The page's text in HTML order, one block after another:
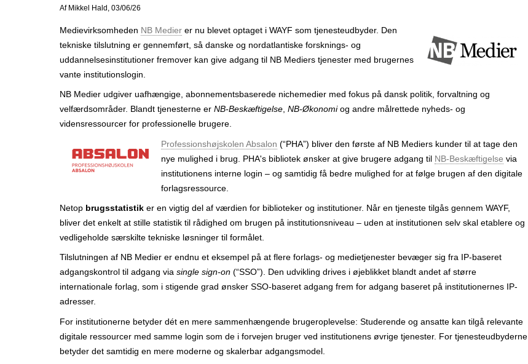
e
r
e
r
Af Mikkel Hald , 03/06/26
Medie­virksomheden NB Medier er nu blevet optaget i WAYF som tjeneste­udbyder. Den
tekniske tilslutning er gennemført, så danske og nord­atlantiske forsknings- og
uddannelses­institutioner fremover kan give adgang til NB Mediers tjenester med brugernes
vante institutions­login.
NB Medier udgiver uafhængige, abonnements­baserede niche­medier med fokus på dansk politik, forvaltning og
velfærdsområder. Blandt tjenesterne er NB-Beskæftigelse, NB-Økonomiog andre målrettede nyheds- og
vidensressourcer for professionelle brugere.
Professionshøjskolen Absalon (“PHA”) bliver den første af NB Mediers kunder til at tage den
nye mulighed i brug. PHA's bibliotek ønsker at give brugere adgang til NB-Beskæftigelse via
institutionens interne login – og samtidig få bedre mulighed for at følge brugen af den digitale
forlags­ressource.
Netop brugs­statistik er en vigtig del af værdien for biblioteker og institutioner. Når en tjeneste tilgås gennem WAYF,
bliver det enkelt at stille statistik til rådighed om brugen på institutions­niveau – uden at institutionen selv skal etablere og
vedligeholde særskilte tekniske løsninger til formålet.
Tilslutningen af NB Medier er endnu et eksempel på at flere forlags- og medie­tjenester bevæger sig fra IP-baseret
adgangs­kontrol til adgang via single sign-on (“SSO”). Den udvikling drives i øjeblikket blandt andet af større
internationale forlag, som i stigende grad ønsker SSO-baseret adgang frem for adgang baseret på institutionernes IP-
adresser.
For institutionerne betyder dét en mere sammen­hængende bruger­oplevelse: Studerende og ansatte kan tilgå relevante
digitale ressourcer med samme login som de i forvejen bruger ved institutionens øvrige tjenester. For tjeneste­udbyderne
betyder det samtidig en mere moderne og skalerbar adgangs­model.